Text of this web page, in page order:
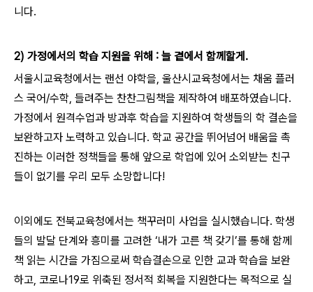
니다.
2) 가정에서의 학습 지원을 위해 : 늘 곁에서 함께할게.
서울시교육청에서는 랜선 야학을, 울산시교육청에서는 채움 플러
스 국어/수학, 들려주는 찬찬그림책을 제작하여 배포하였습니다.
가정에서 원격수업과 방과후 학습을 지원하여 학생들의 학 결손을
보완하고자 노력하고 있습니다. 학교 공간을 뛰어넘어 배움을 촉
진하는 이러한 정책들을 통해 앞으로 학업에 있어 소외받는 친구
들이 없기를 우리 모두 소망합니다!
이외에도 전북교육청에서는 책꾸러미 사업을 실시했습니다. 학생
들의 발달 단계와 흥미를 고려한 ‘내가 고른 책 갖기’를 통해 함께
책 읽는 시간을 가짐으로써 학습결손으로 인한 교과 학습을 보완
하고, 코로나19로 위축된 정서적 회복을 지원한다는 목적으로 실